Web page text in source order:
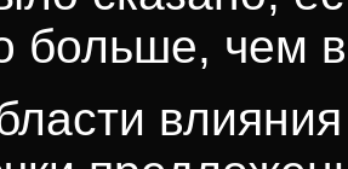
больше, чем